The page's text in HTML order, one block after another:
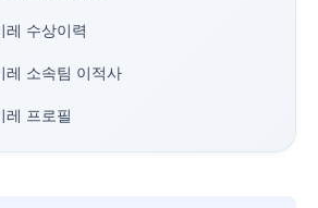
레 수상이력
레 소속팀 이적사
레 프로필